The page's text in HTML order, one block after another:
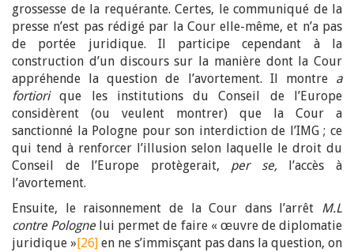
grossesse de la requérante. Certes, le communiqué de la
presse n’est pas rédigé par la Cour elle-même, et n’a pas
de portée juridique. Il participe cependant à la
construction d’un discours sur la manière dont la Cour
appréhende la question de l’avortement. Il montre a
fortiorique les institutions du Conseil de l’Europe
considèrent (ou veulent montrer) que la Cour a
sanctionné la Pologne pour son interdiction de l’IMG ; ce
qui tend à renforcer l’illusion selon laquelle le droit du
Conseil de l’Europe protègerait, per se, l’accès à
l’avortement.
Ensuite, le raisonnement de la Cour dans l’arrêt M.L
contre Polognelui permet de faire « œuvre de diplomatie
juridique »[26] en ne s’immisçant pas dans la question, on